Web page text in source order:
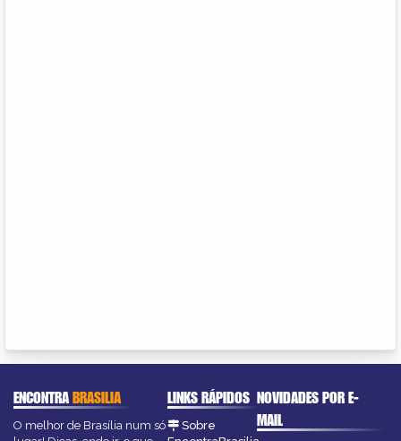
ENCONTRABRASILIA
O melhor de Brasília num só
LINKS RÁPIDOS
Sobre
NOVIDADES POR E-
MAIL